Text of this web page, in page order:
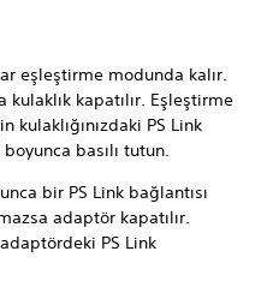
eşleştirme modunda kalır.
kapatılır. Eşleştirme
PS Link
basılı tutun.
bir PS Link bağlantısı
adaptör kapatılır.
PS Link